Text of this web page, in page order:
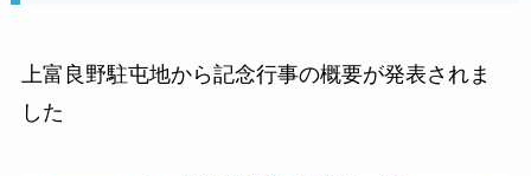
上富良野駐屯地から記念行事の概要が発表されま
した